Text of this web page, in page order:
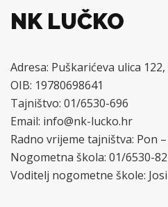
NK LUČKO
Adresa: Puškarićeva ulica
OIB: 19780698641
Tajništvo: 01/6530-696
Email: info@nk-lucko.hr
Radno vrijeme tajništva: Pon
Nogometna škola: 01/6530-
Voditelj nogometne škole: